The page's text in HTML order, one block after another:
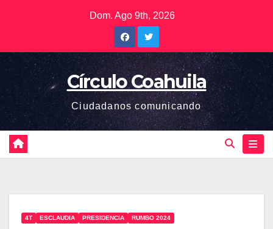
Dom. Ago 9th, 2026
Círculo Coahuila
Ciudadanos comunicando
4T ESCLAUDIA PRESIDENCIA RUMBO 2024